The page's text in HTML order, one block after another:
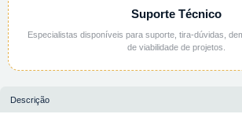
Suporte Técnico
Especialistas disponíveis para suporte, tira-dúvidas,
de viabilidade de projetos.
Descrição